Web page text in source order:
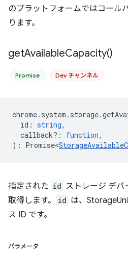
のプラットフォームではコール
ります。
getAvailableCapacity()
Promise Dev チャンネル
chrome. system . storage.
id : string,
callback? : function,
) : Promise<
指定された id ストレージ デバ
取得します。
id は、
ス ID です。
パラメータ